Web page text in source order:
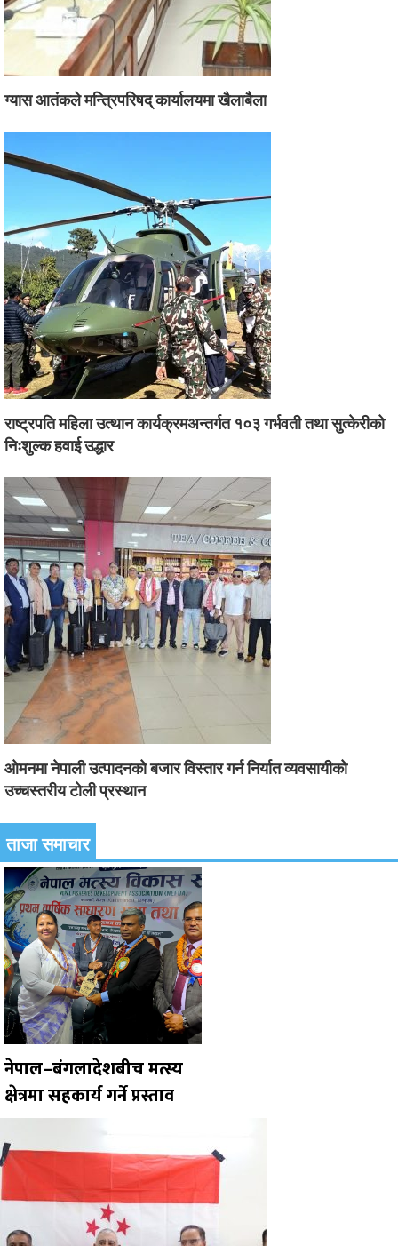
ग्यास आतंकले मन्त्रिपरिषद् कार्यालयमा खैलाबैला
राष्ट्रपति महिला उत्थान कार्यक्रमअन्तर्गत १०३ गर्भवती तथा सुत्केरीको
निःशुल्क हवाई उद्धार
ओमनमा नेपाली उत्पादनको बजार विस्तार गर्न निर्यात व्यवसायीको
उच्चस्तरीय टोली प्रस्थान
ताजा समाचार
नेपाल–बंगलादेशबीच मत्स्य
क्षेत्रमा सहकार्य गर्ने प्रस्ताव